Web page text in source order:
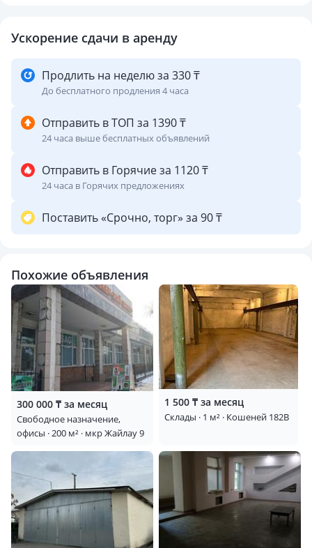
Ускорение сдачи в аренду
Продлить на неделю за 330 ₸
До бесплатного продления 4 часа
Отправить в ТОП за 1390 ₸
24 часа выше бесплатных объявлений
Отправить в Горячие за 1120 ₸
24 часа в Горячих предложениях
Поставить «Срочно, торг» за 90 ₸
Похожие объявления
300 000 ₸ за месяц
Свободное назначение,
офисы · 200 м² · мкр Жайлау 9
1 500 ₸ за месяц
Склады · 1 м² · Кошеней 182В